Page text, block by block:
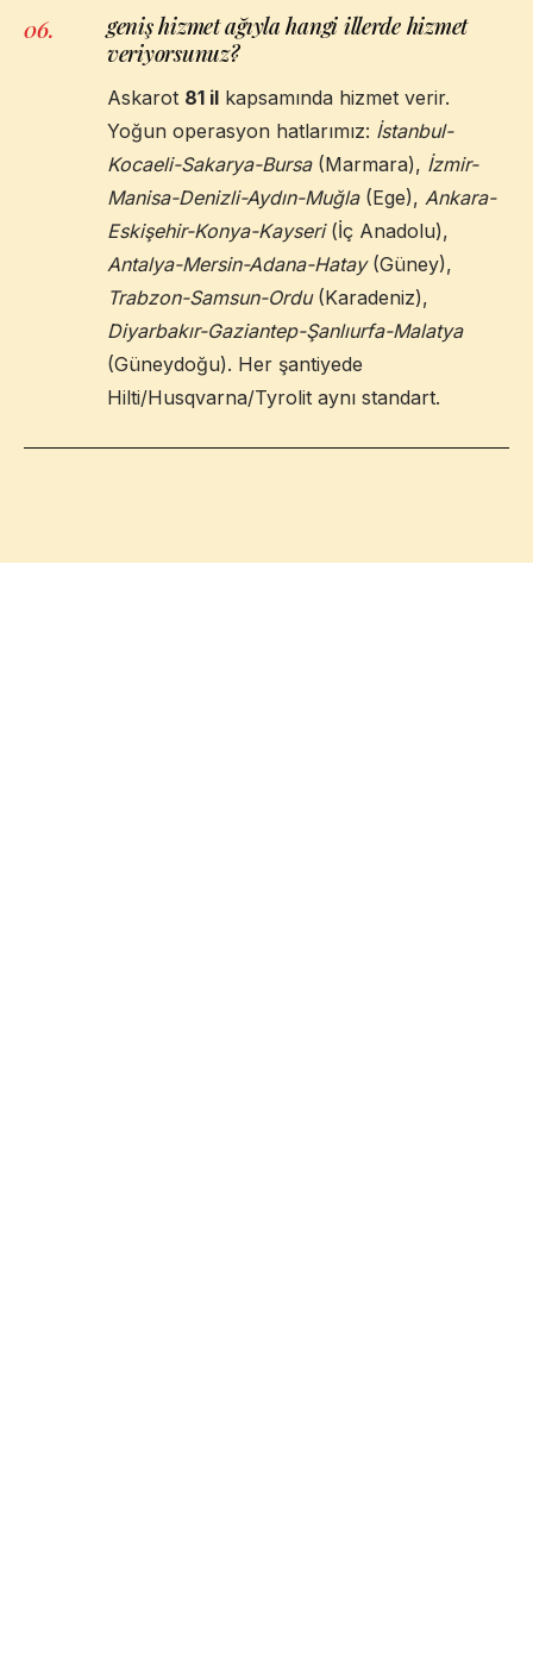
06.
geniş hizmet ağıyla hangi illerde hizmet
veriyorsunuz?
Askarot 81 il kapsamında hizmet verir.
Yoğun operasyon hatlarımız: İstanbul-
Kocaeli-Sakarya-Bursa(Marmara), İzmir-
Manisa-Denizli-Aydın-Muğla(Ege), Ankara-
Eskişehir-Konya-Kayseri(İç Anadolu),
Antalya-Mersin-Adana-Hatay(Güney),
Trabzon-Samsun-Ordu(Karadeniz),
Diyarbakır-Gaziantep-Şanlıurfa-Malatya
(Güneydoğu). Her şantiyede
Hilti/Husqvarna/Tyrolit aynı standart.